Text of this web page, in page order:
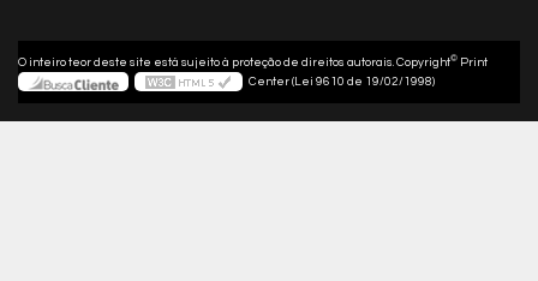
O inteiro teor deste site está sujeito à proteção de direitos autorais. Copyright© Print
Center (Lei 9610 de 19/02/1998)